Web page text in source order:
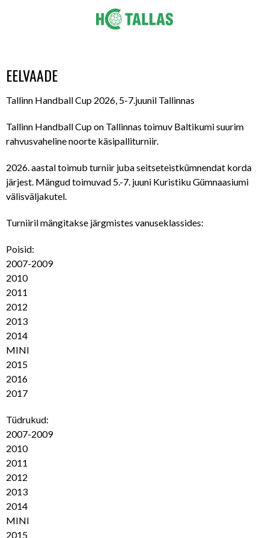
EELVAADE
Tallinn Handball Cup 2026, 5-7.juunil Tallinnas
Tallinn Handball Cup on Tallinnas toimuv Baltikumi suurim
rahvusvaheline noorte käsipalliturniir.
2026. aastal toimub turniir juba seitseteistkümnendat korda
järjest. Mängud toimuvad 5.-7. juuni Kuristiku Gümnaasiumi
välisväljakutel.
Turniiril mängitakse järgmistes vanuseklassides:
Poisid:
2007-2009
2010
2011
2012
2013
2014
MINI
2015
2016
2017
Tüdrukud:
2007-2009
2010
2011
2012
2013
2014
MINI
2015